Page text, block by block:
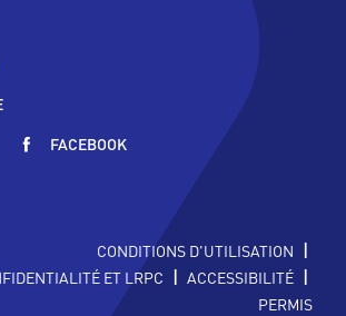
FACEBOOK
CONDITIONS D'UTILISATION |
ET LRPC | ACCESSIBILITÉ |
PERMIS